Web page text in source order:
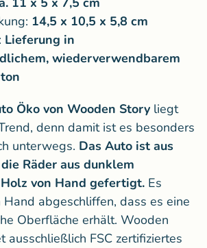
14,5 x 10,5 x 5,8 cm
Lieferung in
wiederverwendbarem
Öko von Wooden Story liegt
denn damit ist es besonders
unterwegs. Das Auto ist aus
Räder aus dunklem
von Hand gefertigt. Es
abgeschliffen, dass es eine
Oberfläche erhält. Wooden
ausschließlich FSC zertifiziertes